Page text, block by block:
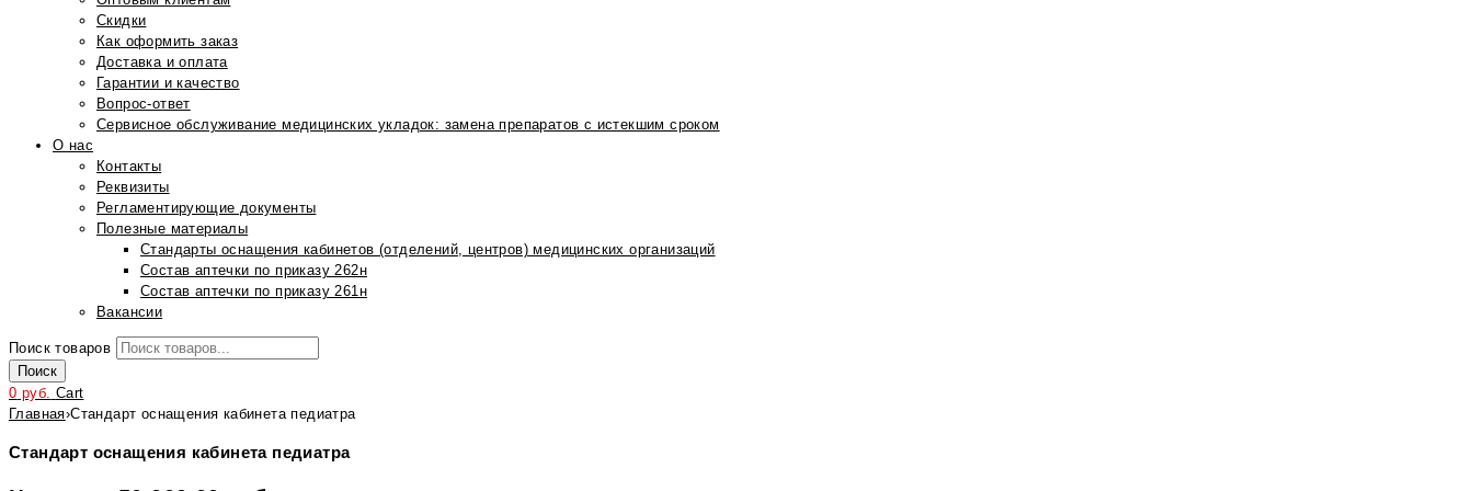
Скидки
Как оформить заказ
Доставка и оплата
Гарантии и качество
Вопрос-ответ
Сервисное обслуживание медицинских укладок: замена препаратов с истекшим сроком
О нас
Контакты
Реквизиты
Регламентирующие документы
Полезные материалы
Стандарты оснащения кабинетов (отделений, центров) медицинских организаций
Состав аптечки по приказу 262н
Состав аптечки по приказу 261н
Вакансии
Поиск товаров
Поиск
0 руб. Cart
Главная›Стандарт оснащения кабинета педиатра
Стандарт оснащения кабинета педиатра